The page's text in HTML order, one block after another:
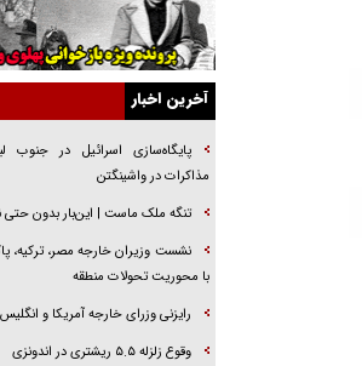
گفت‌وگو با خواهر یکی از شهدای جنگ
خواهرم فرمانده جهادی و اهل خدمت
جزئیات شکنجه‌هایم فراتر از آن است که
بگنجد!
گزارش
برابر یورش به پاسگاه‌های پلیس
تحلیل ابعاد پیام رهبر انقلاب به
گفت‌و‌گو اختصاصی با همسر فرمانده شهید
آخرین اخبار
پایگاه‌سازی اسرائیل در جنوب
مذاکرات در واشینگتن
تنگه ملک ماست | این‌بار بدون حتی
نشست وزیران خارجه مصر، ترکیه،
با محوریت تحولات منطقه
رایزنی وزرای خارجه آمریکا و انگلیس
وقوع زلزله ۵.۵ ریشتری در اندونزی